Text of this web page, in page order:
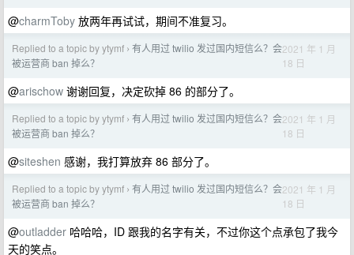
@charmToby 放两年再试试，期间不准复习。
Replied to a topic by ytymf › 有人用过 twilio 发过国内短信么？会
被运营商 ban 掉么？
2021 年 1 月
18 日
@arischow 谢谢回复，决定砍掉 86 的部分了。
Replied to a topic by ytymf › 有人用过 twilio 发过国内短信么？会
被运营商 ban 掉么？
2021 年 1 月
18 日
@siteshen 感谢，我打算放弃 86 部分了。
Replied to a topic by ytymf › 有人用过 twilio 发过国内短信么？会
被运营商 ban 掉么？
2021 年 1 月
18 日
@outladder 哈哈哈，ID 跟我的名字有关，不过你这个点承包了我今
天的笑点。